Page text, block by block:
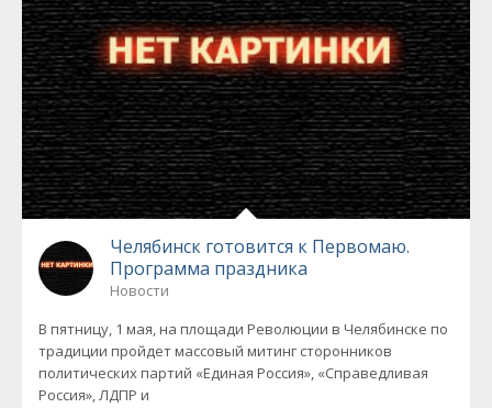
Челябинск готовится к Первомаю.
Программа праздника
Новости
В пятницу, 1 мая, на площади Революции в Челябинске по
традиции пройдет массовый митинг сторонников
политических партий «Единая Россия», «Справедливая
Россия», ЛДПР и